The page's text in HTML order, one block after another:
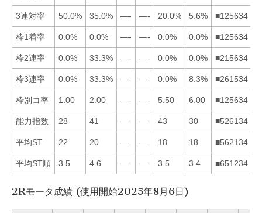
3連対率 50.0% 35.0% —- —- 20.0% 5.6% ■125634
枠1着率 0.0% 0.0% —- —- 0.0% 0.0% ■125634
枠2連率 0.0% 33.3% —- —- 0.0% 0.0% ■215634
枠3連率 0.0% 33.3% —- —- 0.0% 8.3% ■261534
枠別コ率 1.00 2.00 —- —- 5.50 6.00 ■125634
能力指数 28 41 — — 43 30 ■526134
平均ST 22 20 — — 18 18 ■562134
平均ST順 3.5 4.6 — — 3.5 3.4 ■651234
2Rモータ成績 (使用開始2025年8月6日)